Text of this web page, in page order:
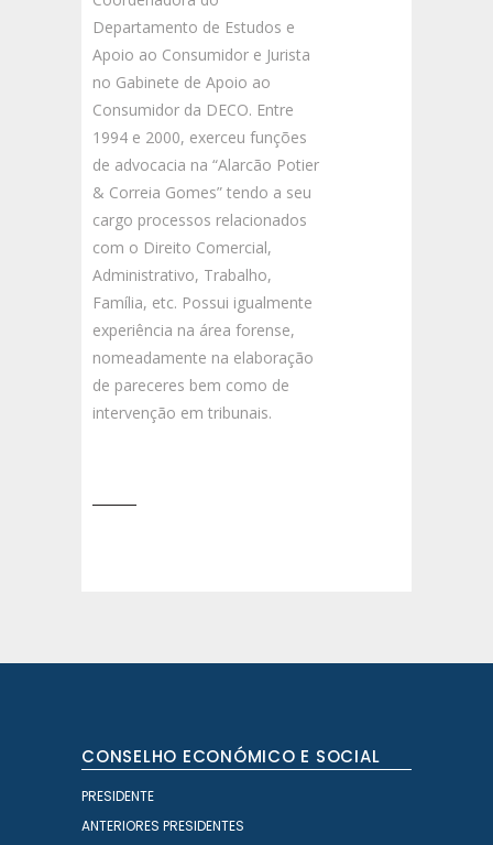
Departamento de Estudos e
Apoio ao Consumidor e Jurista
no Gabinete de Apoio ao
Consumidor da DECO. Entre
1994 e 2000, exerceu funções
de advocacia na “Alarcão Potier
& Correia Gomes” tendo a seu
cargo processos relacionados
com o Direito Comercial,
Administrativo, Trabalho,
Família, etc. Possui igualmente
experiência na área forense,
nomeadamente na elaboração
de pareceres bem como de
intervenção em tribunais.
CONSELHO ECONÓMICO E SOCIAL
PRESIDENTE
ANTERIORES PRESIDENTES